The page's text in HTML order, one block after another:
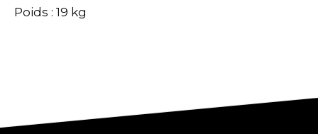
Poids : 19 kg